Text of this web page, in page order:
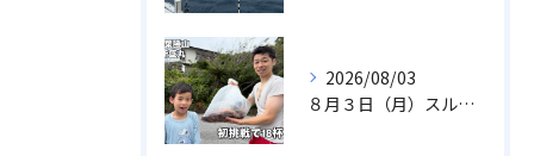
2026/08/03
８月３日（月）スルメイカ